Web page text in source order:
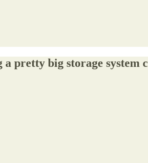
pretty big storage system